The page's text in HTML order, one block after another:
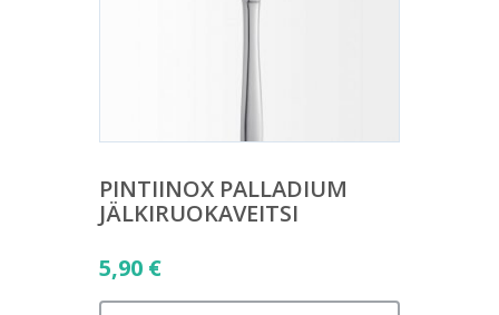
PINTIINOX PALLADIUM
JÄLKIRUOKAVEITSI
5,90 €